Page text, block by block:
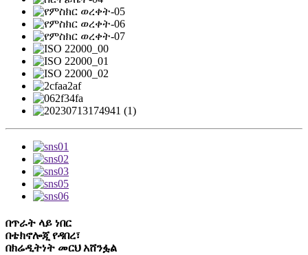
በጥራት ላይ ነበር
በቴክኖሎጂ የዳበረ፣
በክሬዲትነት መርህ አሸንፏል